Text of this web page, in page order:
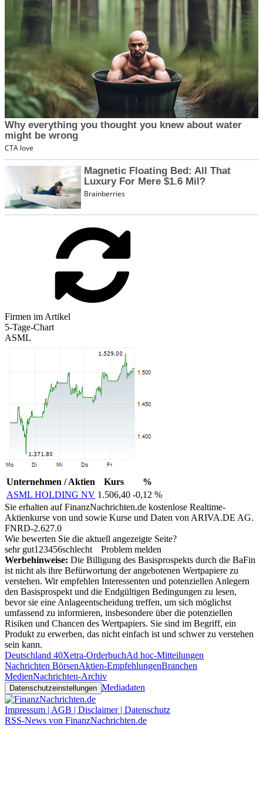
Firmen im Artikel
5-Tage-Chart
ASML
Unternehmen / Aktien Kurs
%
ASML HOLDING NV 1.506,40 -0,12 %
Sie erhalten auf FinanzNachrichten.de kostenlose Realtime-
Aktienkurse von und sowie Kurse und Daten von ARIVA.DE AG.
FNRD-2.627.0
Wie bewerten Sie die aktuell angezeigte Seite?
sehr gut1 23456schlecht
Problem melden
Werbehinweise: Die Billigung des Basisprospekts durch die BaFin
ist nicht als ihre Befürwortung der angebotenen Wertpapiere zu
verstehen. Wir empfehlen Interessenten und potenziellen Anlegern
den Basisprospekt und die Endgültigen Bedingungen zu lesen,
bevor sie eine Anlageentscheidung treffen, um sich möglichst
umfassend zu informieren, insbesondere über die potenziellen
Risiken und Chancen des Wertpapiers. Sie sind im Begriff, ein
Produkt zu erwerben, das nicht einfach ist und schwer zu verstehen
sein kann.
Deutschland 40Xetra-OrderbuchAd hoc-Mitteilungen
Nachrichten BörsenAktien-EmpfehlungenBranchen
MedienNachrichten-Archiv
Datenschutzeinstellungen Mediadaten
Impressum | AGB | Disclaimer | Datenschutz
RSS-News von FinanzNachrichten.de